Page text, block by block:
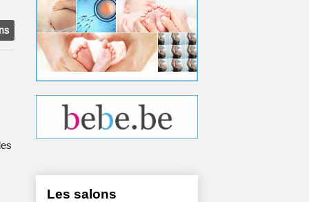
Les salons